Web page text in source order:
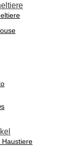
Haustiere